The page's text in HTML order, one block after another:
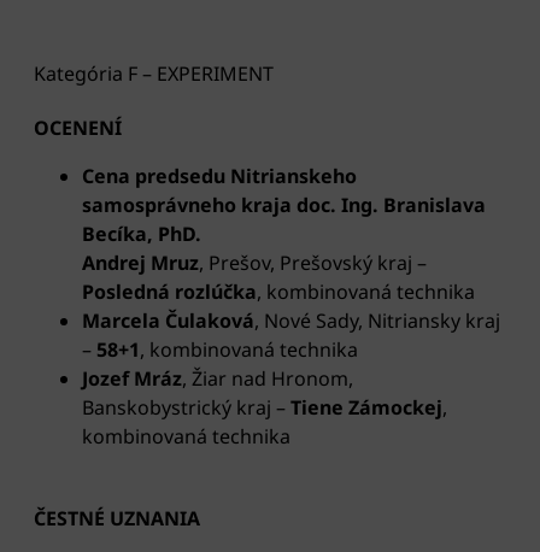
Kategória F – EXPERIMENT
OCENENÍ
Cena predsedu Nitrianskeho
samosprávneho kraja doc. Ing. Branislava
Becíka, PhD.
Andrej Mruz, Prešov, Prešovský kraj –
Posledná rozlúčka, kombinovaná technika
Marcela Čulaková, Nové Sady, Nitriansky kraj
– 58+1, kombinovaná technika
Jozef Mráz, Žiar nad Hronom,
Banskobystrický kraj –Tiene Zámockej,
kombinovaná technika
ČESTNÉ UZNANIA